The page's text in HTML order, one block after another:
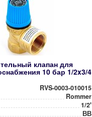
клапан для
10 бар 1/2x3/4
RVS-0003-010015
Rommer
1/2'
ВВ